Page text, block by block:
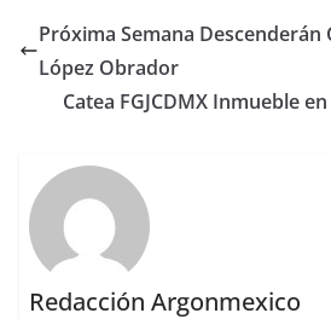
Próxima Semana Descenderán
López Obrador
Catea FGJCDMX Inmueble
Redacción Argonmexico